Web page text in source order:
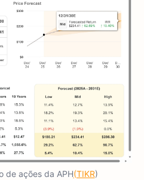
de ações da APH(TIKR)